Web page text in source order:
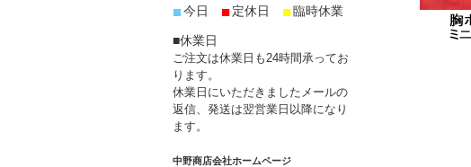
■今日 ■定休日 ■臨時休業
■休業日
ご注文は休業日も24時間承ってお
ります。
休業日にいただきましたメールの
返信、発送は翌営業日以降になり
ます。
中野商店会社ホームページ